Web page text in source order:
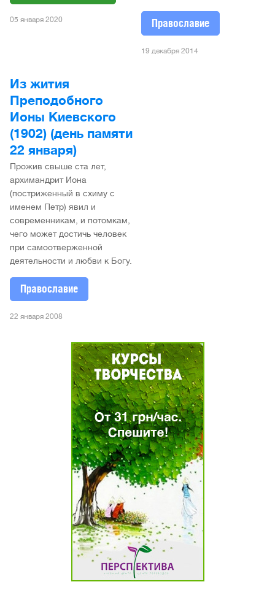
05 января 2020 Православие
19 декабря 2014
Из жития
Преподобного
Ионы Киевского
(1902) (день памяти
22 января)
Прожив свыше ста лет,
архимандрит Иона
(постриженный в схиму с
именем Петр) явил и
современникам, и потомкам,
чего может достичь человек
при самоотверженной
деятельности и любви к Богу.
Православие
22 января 2008